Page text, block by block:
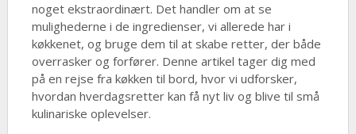
noget ekstraordinært. Det handler om at se
mulighederne i de ingredienser, vi allerede har i
køkkenet, og bruge dem til at skabe retter, der både
overrasker og forfører. Denne artikel tager dig med
på en rejse fra køkken til bord, hvor vi udforsker,
hvordan hverdagsretter kan få nyt liv og blive til små
kulinariske oplevelser.